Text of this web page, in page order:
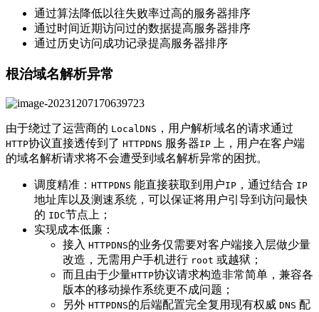
通过算法降低以往失败率过高的服务器排序
通过时间近期访问过的数据提高服务器排序
通过历史访问成功记录提高服务器排序
根治域名解析异常
由于绕过了运营商的 LocalDNS ，用户解析域名的请求通过
HTTP协议直接透传到了 HTTPDNS 服务器IP 上，用户在客户端
的域名解析请求将不会遭受到域名解析异常的困扰。
调度精准： HTTPDNS 能直接获取到用户IP ，通过结合 IP
地址库以及测速系统，可以保证将用户引导到访问最快
的 IDC节点上；
实现成本低廉：
接入 HTTPDNS的业务仅需要对客户端接入层做少量
改造，无需用户手机进行 root 或越狱；
而且由于少量HTTP协议请求构造非常简单，兼容各
版本的移动操作系统更不成问题；
另外 HTTPDNS的后端配置完全复用现有权威 DNS 配